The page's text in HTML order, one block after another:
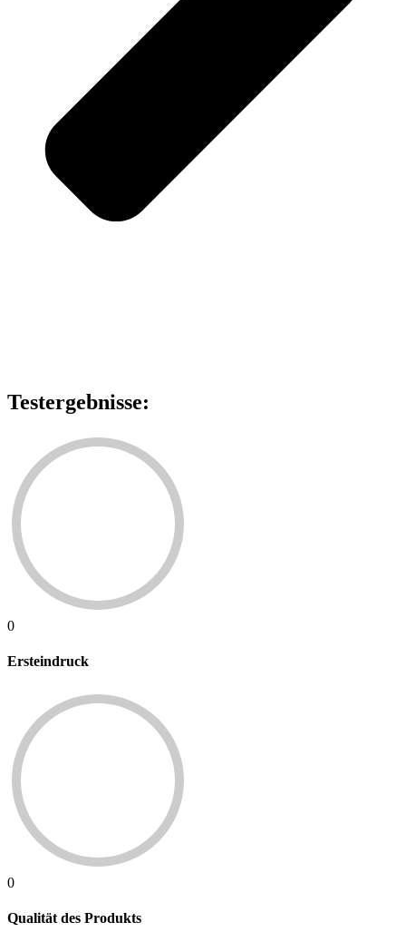
Testergebnisse:
0
Ersteindruck
0
Qualität des Produkts